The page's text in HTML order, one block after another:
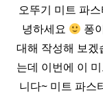
오뚜기 미트 파
녕하세요
퐁
대해 작성해 보겠
는데 이번에 이
니다~ 미트 파스